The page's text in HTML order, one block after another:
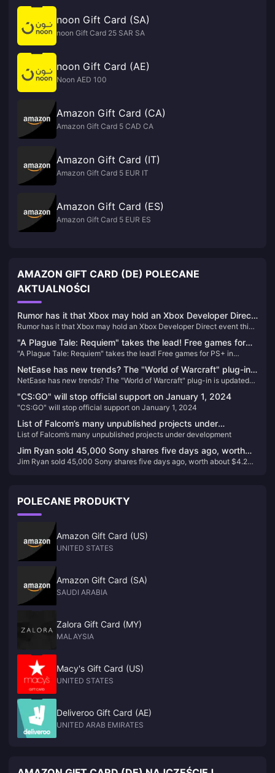
noon Gift Card (SA)
noon Gift Card 25 SAR SA
noon Gift Card (AE)
Noon AED 100
Amazon Gift Card (CA)
Amazon Gift Card 5 CAD CA
Amazon Gift Card (IT)
Amazon Gift Card 5 EUR IT
Amazon Gift Card (ES)
Amazon Gift Card 5 EUR ES
AMAZON GIFT CARD (DE) POLECANE
AKTUALNOŚCI
Rumor has it that Xbox may hold an Xbox Developer Direct
event this month
Rumor has it that Xbox may hold an Xbox Developer Direct event this
"A Plague Tale: Requiem" takes the lead! Free games for
PS+ in January are now available
"A Plague Tale: Requiem" takes the lead! Free games for PS+ in
NetEase has new trends? The "World of Warcraft" plug-in
is updated again after a year.
NetEase has new trends? The "World of Warcraft" plug-in is updated
"CS:GO" will stop official support on January 1, 2024
"CS:GO" will stop official support on January 1, 2024
List of Falcom’s many unpublished projects under
development
List of Falcom’s many unpublished projects under development
Jim Ryan sold 45,000 Sony shares five days ago, worth
about $4.2 million
Jim Ryan sold 45,000 Sony shares five days ago, worth about $4.2
POLECANE PRODUKTY
Amazon Gift Card (US)
UNITED STATES
Amazon Gift Card (SA)
SAUDI ARABIA
Zalora Gift Card (MY)
MALAYSIA
Macy's Gift Card (US)
UNITED STATES
Deliveroo Gift Card (AE)
UNITED ARAB EMIRATES